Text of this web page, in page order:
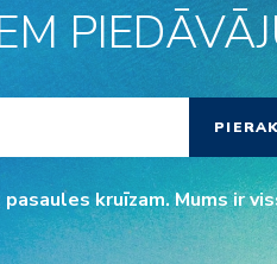
kruīzam. Mums ir